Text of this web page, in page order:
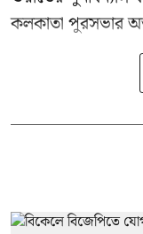
কলকাতা পুরসভার